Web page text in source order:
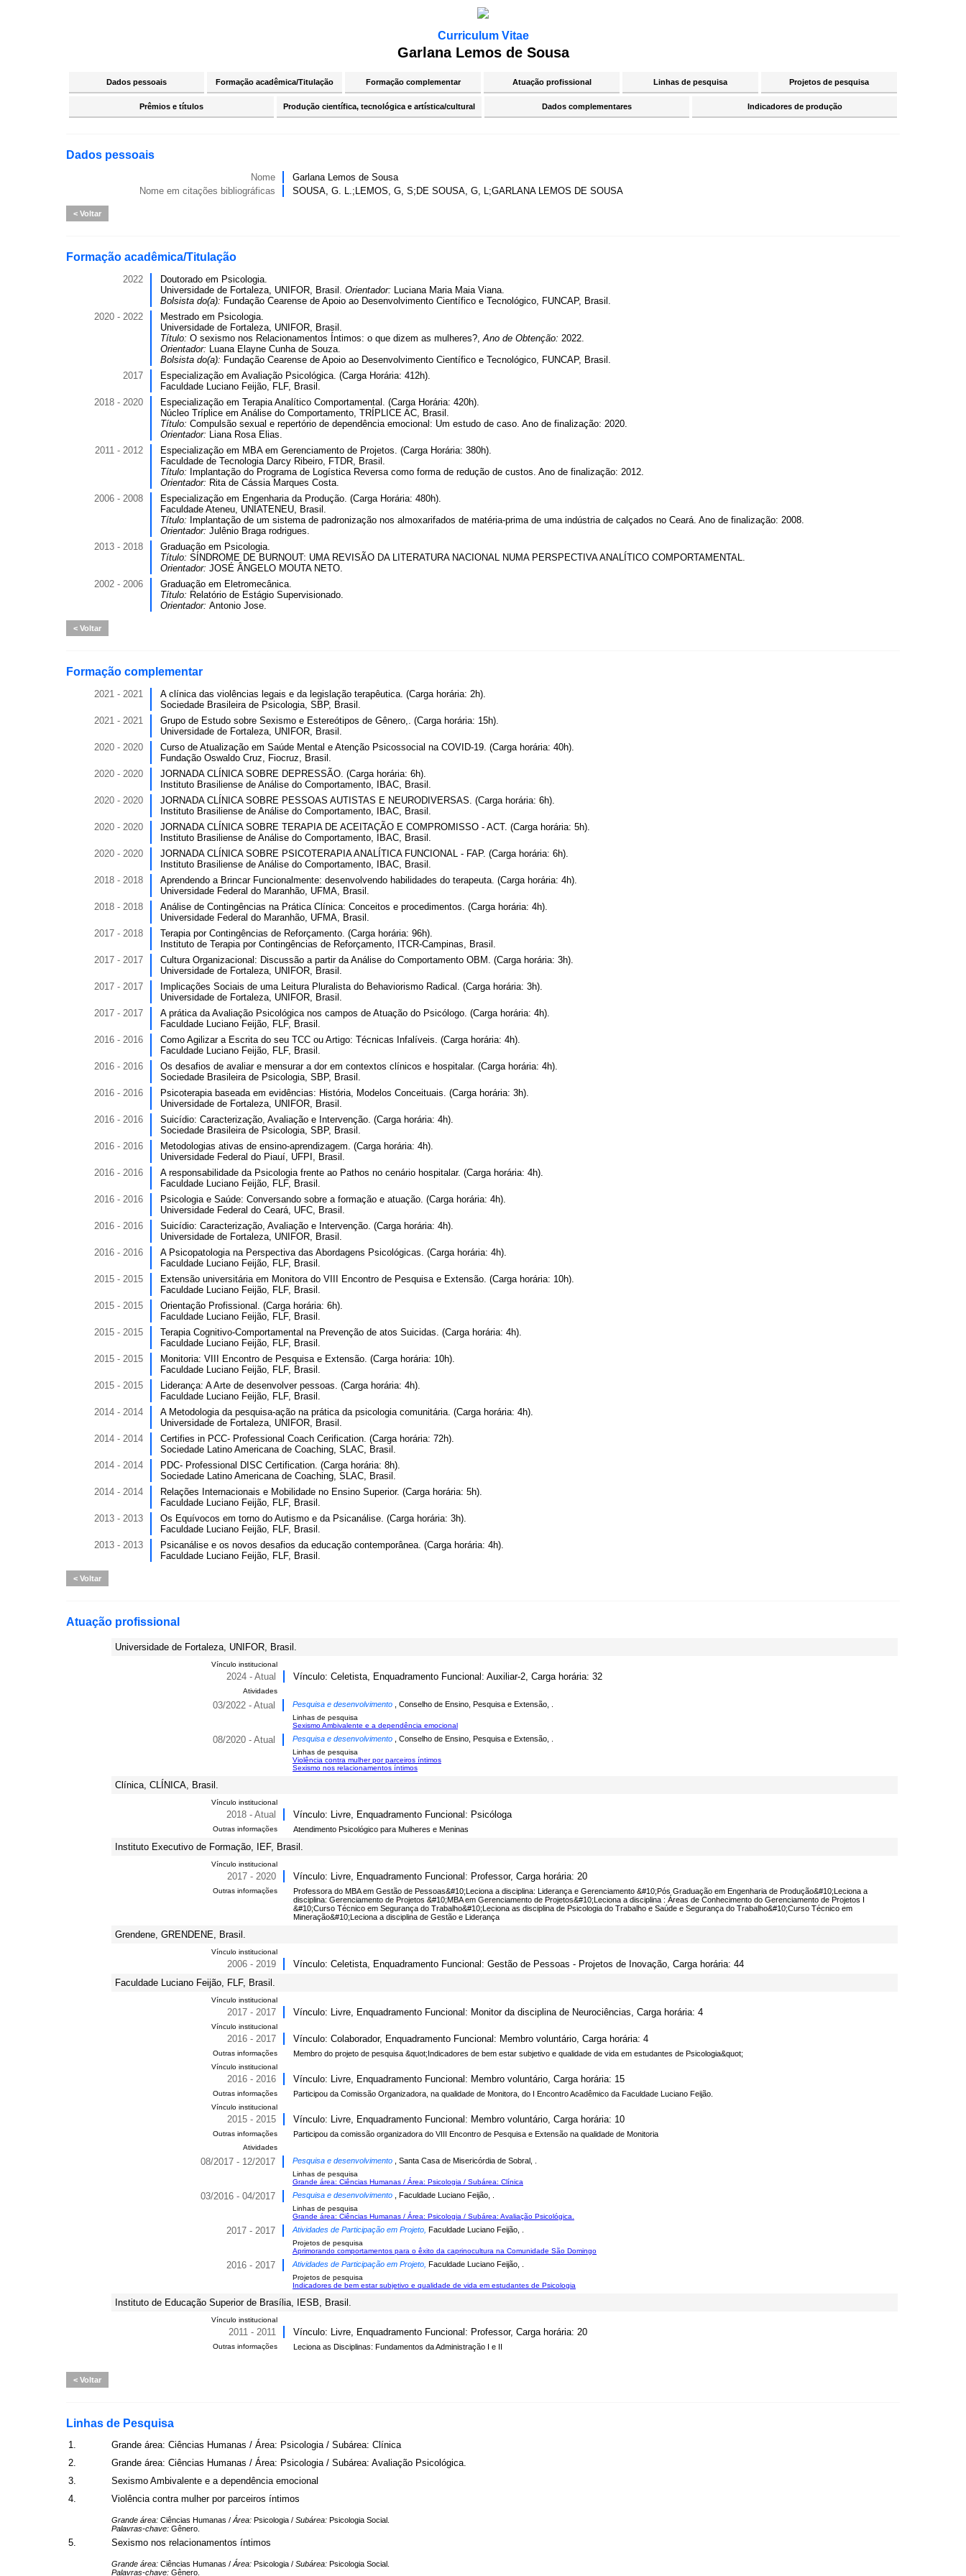
Curriculum Vitae
Garlana Lemos de Sousa
Dados pessoais Formação acadêmica/Titulação Formação complementar Atuação profissional Linhas de pesquisa Projetos de pesquisa
Prêmios e títulos Produção científica, tecnológica e artística/cultural Dados complementares Indicadores de produção
Dados pessoais
Nome
Garlana Lemos de Sousa
Nome em citações bibliográficas
SOUSA, G. L.;LEMOS, G, S;DE SOUSA, G, L;GARLANA LEMOS DE SOUSA
Voltar
Formação acadêmica/Titulação
2022
Doutorado em Psicologia.
Universidade de Fortaleza, UNIFOR, Brasil. Orientador: Luciana Maria Maia Viana.
Bolsista do(a): Fundação Cearense de Apoio ao Desenvolvimento Científico e Tecnológico, FUNCAP, Brasil.
2020 - 2022
Mestrado em Psicologia.
Universidade de Fortaleza, UNIFOR, Brasil.
Título: O sexismo nos Relacionamentos Íntimos: o que dizem as mulheres?,Ano de Obtenção: 2022.
Orientador: Luana Elayne Cunha de Souza.
Bolsista do(a): Fundação Cearense de Apoio ao Desenvolvimento Científico e Tecnológico, FUNCAP, Brasil.
2017
Especialização em Avaliação Psicológica. (Carga Horária: 412h).
Faculdade Luciano Feijão, FLF, Brasil.
2018 - 2020
Especialização em Terapia Analítico Comportamental. (Carga Horária: 420h).
Núcleo Tríplice em Análise do Comportamento, TRÍPLICE AC, Brasil.
Título: Compulsão sexual e repertório de dependência emocional: Um estudo de caso. Ano de finalização: 2020.
Orientador: Liana Rosa Elias.
2011 - 2012
Especialização em MBA em Gerenciamento de Projetos. (Carga Horária: 380h).
Faculdade de Tecnologia Darcy Ribeiro, FTDR, Brasil.
Título: Implantação do Programa de Logística Reversa como forma de redução de custos. Ano de finalização: 2012.
Orientador: Rita de Cássia Marques Costa.
2006 - 2008
Especialização em Engenharia da Produção. (Carga Horária: 480h).
Faculdade Ateneu, UNIATENEU, Brasil.
Título: Implantação de um sistema de padronização nos almoxarifados de matéria-prima de uma indústria de calçados no Ceará. Ano de finalização: 2008.
Orientador: Julênio Braga rodrigues.
2013 - 2018
Graduação em Psicologia.
Título: SÍNDROME DE BURNOUT: UMA REVISÃO DA LITERATURA NACIONAL NUMA PERSPECTIVA ANALÍTICO COMPORTAMENTAL.
Orientador: JOSÉ ÂNGELO MOUTA NETO.
2002 - 2006
Graduação em Eletromecânica.
Título: Relatório de Estágio Supervisionado.
Orientador: Antonio Jose.
Voltar
Formação complementar
2021 - 2021
A clínica das violências legais e da legislação terapêutica. (Carga horária: 2h).
Sociedade Brasileira de Psicologia, SBP, Brasil.
2021 - 2021
Grupo de Estudo sobre Sexismo e Estereótipos de Gênero,. (Carga horária: 15h).
Universidade de Fortaleza, UNIFOR, Brasil.
2020 - 2020
Curso de Atualização em Saúde Mental e Atenção Psicossocial na COVID-19. (Carga horária: 40h).
Fundação Oswaldo Cruz, Fiocruz, Brasil.
2020 - 2020
JORNADA CLÍNICA SOBRE DEPRESSÃO. (Carga horária: 6h).
Instituto Brasiliense de Análise do Comportamento, IBAC, Brasil.
2020 - 2020
JORNADA CLÍNICA SOBRE PESSOAS AUTISTAS E NEURODIVERSAS. (Carga horária: 6h).
Instituto Brasiliense de Análise do Comportamento, IBAC, Brasil.
2020 - 2020
JORNADA CLÍNICA SOBRE TERAPIA DE ACEITAÇÃO E COMPROMISSO - ACT. (Carga horária: 5h).
Instituto Brasiliense de Análise do Comportamento, IBAC, Brasil.
2020 - 2020
JORNADA CLÍNICA SOBRE PSICOTERAPIA ANALÍTICA FUNCIONAL - FAP. (Carga horária: 6h).
Instituto Brasiliense de Análise do Comportamento, IBAC, Brasil.
2018 - 2018
Aprendendo a Brincar Funcionalmente: desenvolvendo habilidades do terapeuta. (Carga horária: 4h).
Universidade Federal do Maranhão, UFMA, Brasil.
2018 - 2018
Análise de Contingências na Prática Clínica: Conceitos e procedimentos. (Carga horária: 4h).
Universidade Federal do Maranhão, UFMA, Brasil.
2017 - 2018
Terapia por Contingências de Reforçamento. (Carga horária: 96h).
Instituto de Terapia por Contingências de Reforçamento, ITCR-Campinas, Brasil.
2017 - 2017
Cultura Organizacional: Discussão a partir da Análise do Comportamento OBM. (Carga horária: 3h).
Universidade de Fortaleza, UNIFOR, Brasil.
2017 - 2017
Implicações Sociais de uma Leitura Pluralista do Behaviorismo Radical. (Carga horária: 3h).
Universidade de Fortaleza, UNIFOR, Brasil.
2017 - 2017
A prática da Avaliação Psicológica nos campos de Atuação do Psicólogo. (Carga horária: 4h).
Faculdade Luciano Feijão, FLF, Brasil.
2016 - 2016
Como Agilizar a Escrita do seu TCC ou Artigo: Técnicas Infalíveis. (Carga horária: 4h).
Faculdade Luciano Feijão, FLF, Brasil.
2016 - 2016
Os desafios de avaliar e mensurar a dor em contextos clínicos e hospitalar. (Carga horária: 4h).
Sociedade Brasileira de Psicologia, SBP, Brasil.
2016 - 2016
Psicoterapia baseada em evidências: História, Modelos Conceituais. (Carga horária: 3h).
Universidade de Fortaleza, UNIFOR, Brasil.
2016 - 2016
Suicídio: Caracterização, Avaliação e Intervenção. (Carga horária: 4h).
Sociedade Brasileira de Psicologia, SBP, Brasil.
2016 - 2016
Metodologias ativas de ensino-aprendizagem. (Carga horária: 4h).
Universidade Federal do Piauí, UFPI, Brasil.
2016 - 2016
A responsabilidade da Psicologia frente ao Pathos no cenário hospitalar. (Carga horária: 4h).
Faculdade Luciano Feijão, FLF, Brasil.
2016 - 2016
Psicologia e Saúde: Conversando sobre a formação e atuação. (Carga horária: 4h).
Universidade Federal do Ceará, UFC, Brasil.
2016 - 2016
Suicídio: Caracterização, Avaliação e Intervenção. (Carga horária: 4h).
Universidade de Fortaleza, UNIFOR, Brasil.
2016 - 2016
A Psicopatologia na Perspectiva das Abordagens Psicológicas. (Carga horária: 4h).
Faculdade Luciano Feijão, FLF, Brasil.
2015 - 2015
Extensão universitária em Monitora do VIII Encontro de Pesquisa e Extensão. (Carga horária: 10h).
Faculdade Luciano Feijão, FLF, Brasil.
2015 - 2015
Orientação Profissional. (Carga horária: 6h).
Faculdade Luciano Feijão, FLF, Brasil.
2015 - 2015
Terapia Cognitivo-Comportamental na Prevenção de atos Suicidas. (Carga horária: 4h).
Faculdade Luciano Feijão, FLF, Brasil.
2015 - 2015
Monitoria: VIII Encontro de Pesquisa e Extensão. (Carga horária: 10h).
Faculdade Luciano Feijão, FLF, Brasil.
2015 - 2015
Liderança: A Arte de desenvolver pessoas. (Carga horária: 4h).
Faculdade Luciano Feijão, FLF, Brasil.
2014 - 2014
A Metodologia da pesquisa-ação na prática da psicologia comunitária. (Carga horária: 4h).
Universidade de Fortaleza, UNIFOR, Brasil.
2014 - 2014
Certifies in PCC- Professional Coach Cerification. (Carga horária: 72h).
Sociedade Latino Americana de Coaching, SLAC, Brasil.
2014 - 2014
PDC- Professional DISC Certification. (Carga horária: 8h).
Sociedade Latino Americana de Coaching, SLAC, Brasil.
2014 - 2014
Relações Internacionais e Mobilidade no Ensino Superior. (Carga horária: 5h).
Faculdade Luciano Feijão, FLF, Brasil.
2013 - 2013
Os Equívocos em torno do Autismo e da Psicanálise. (Carga horária: 3h).
Faculdade Luciano Feijão, FLF, Brasil.
2013 - 2013
Psicanálise e os novos desafios da educação contemporânea. (Carga horária: 4h).
Faculdade Luciano Feijão, FLF, Brasil.
Voltar
Atuação profissional
Universidade de Fortaleza, UNIFOR, Brasil.
Vínculo institucional
2024 - Atual Vínculo: Celetista, Enquadramento Funcional: Auxiliar-2, Carga horária: 32
Atividades
03/2022 - Atual Pesquisa e desenvolvimento , Conselho de Ensino, Pesquisa e Extensão, .
Linhas de pesquisa
Sexismo Ambivalente e a dependência emocional
08/2020 - Atual Pesquisa e desenvolvimento , Conselho de Ensino, Pesquisa e Extensão, .
Linhas de pesquisa
Violência contra mulher por parceiros íntimos
Sexismo nos relacionamentos íntimos
Clínica, CLÍNICA, Brasil.
Vínculo institucional
2018 - Atual Vínculo: Livre, Enquadramento Funcional: Psicóloga
Outras informações Atendimento Psicológico para Mulheres e Meninas
Instituto Executivo de Formação, IEF, Brasil.
Vínculo institucional
2017 - 2020 Vínculo: Livre, Enquadramento Funcional: Professor, Carga horária: 20
Outras informações
Professora do MBA em Gestão de Pessoas&#10;Leciona a disciplina: Liderança e Gerenciamento &#10;Pós Graduação em Engenharia de Produção&#10;Leciona a
disciplina: Gerenciamento de Projetos &#10;MBA em Gerenciamento de Projetos&#10;Leciona a disciplina : Áreas de Conhecimento do Gerenciamento de Projetos I
&#10;Curso Técnico em Segurança do Trabalho&#10;Leciona as disciplina de Psicologia do Trabalho e Saúde e Segurança do Trabalho&#10;Curso Técnico em
Mineração&#10;Leciona a disciplina de Gestão e Liderança
Grendene, GRENDENE, Brasil.
Vínculo institucional
2006 - 2019
Vínculo: Celetista, Enquadramento Funcional: Gestão de Pessoas - Projetos de Inovação, Carga horária: 44
Faculdade Luciano Feijão, FLF, Brasil.
Vínculo institucional
2017 - 2017 Vínculo: Livre, Enquadramento Funcional: Monitor da disciplina de Neurociências, Carga horária: 4
Vínculo institucional
2016 - 2017 Vínculo: Colaborador, Enquadramento Funcional: Membro voluntário, Carga horária: 4
Outras informações Membro do projeto de pesquisa &quot;Indicadores de bem estar subjetivo e qualidade de vida em estudantes de Psicologia&quot;
Vínculo institucional
2016 - 2016 Vínculo: Livre, Enquadramento Funcional: Membro voluntário, Carga horária: 15
Outras informações Participou da Comissão Organizadora, na qualidade de Monitora, do I Encontro Acadêmico da Faculdade Luciano Feijão.
Vínculo institucional
2015 - 2015 Vínculo: Livre, Enquadramento Funcional: Membro voluntário, Carga horária: 10
Outras informações Participou da comissão organizadora do VIII Encontro de Pesquisa e Extensão na qualidade de Monitoria
Atividades
08/2017 - 12/2017 Pesquisa e desenvolvimento , Santa Casa de Misericórdia de Sobral, .
Linhas de pesquisa
Grande área: Ciências Humanas / Área: Psicologia / Subárea: Clínica
03/2016 - 04/2017 Pesquisa e desenvolvimento , Faculdade Luciano Feijão, .
Linhas de pesquisa
Grande área: Ciências Humanas / Área: Psicologia / Subárea: Avaliação Psicológica.
2017 - 2017 Atividades de Participação em Projeto, Faculdade Luciano Feijão, .
Projetos de pesquisa
Aprimorando comportamentos para o êxito da caprinocultura na Comunidade São Domingo
2016 - 2017 Atividades de Participação em Projeto, Faculdade Luciano Feijão, .
Projetos de pesquisa
Indicadores de bem estar subjetivo e qualidade de vida em estudantes de Psicologia
Instituto de Educação Superior de Brasília, IESB, Brasil.
Vínculo institucional
2011 - 2011 Vínculo: Livre, Enquadramento Funcional: Professor, Carga horária: 20
Outras informações Leciona as Disciplinas: Fundamentos da Administração I e II
Voltar
Linhas de Pesquisa
1.
Grande área: Ciências Humanas / Área: Psicologia / Subárea: Clínica
2.
Grande área: Ciências Humanas / Área: Psicologia / Subárea: Avaliação Psicológica.
3.
Sexismo Ambivalente e a dependência emocional
4.
Violência contra mulher por parceiros íntimos
Grande área: Ciências Humanas / Área: Psicologia / Subárea: Psicologia Social.
Palavras-chave: Gênero.
5. Sexismo nos relacionamentos íntimos
Grande área: Ciências Humanas / Área: Psicologia / Subárea: Psicologia Social.
Palavras-chave: Gênero.